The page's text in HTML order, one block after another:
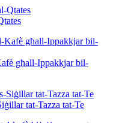
għall-Ippakkjar bil-
tat-Tazza tat-Te